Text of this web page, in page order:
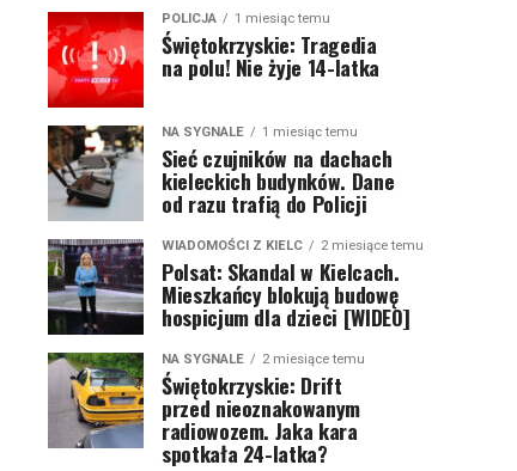
POLICJA 1 miesiąc temu
Świętokrzyskie: Tragedia
na polu! Nie żyje 14-latka
NA SYGNALE 1 miesiąc temu
Sieć czujników na dachach
kieleckich budynków. Dane
od razu trafią do Policji
WIADOMOŚCI Z KIELC 2 miesiące temu
Polsat: Skandal w Kielcach.
Mieszkańcy blokują budowę
hospicjum dla dzieci [WIDEO]
NA SYGNALE 2 miesiące temu
Świętokrzyskie: Drift
przed nieoznakowanym
radiowozem. Jaka kara
spotkała 24-latka?